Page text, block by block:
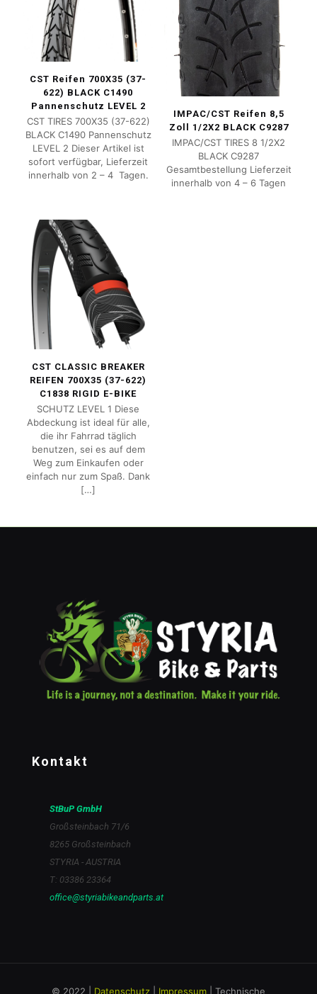
CST Reifen 700X35 (37-
622) BLACK C1490
Pannenschutz LEVEL 2
CST TIRES 700X35 (37-622)
BLACK C1490 Pannenschutz
LEVEL 2 Dieser Artikel ist
sofort verfügbar, Lieferzeit
innerhalb von 2 – 4 Tagen.
IMPAC/CST Reifen 8,5
Zoll 1/2X2 BLACK C9287
IMPAC/CST TIRES 8 1/2X2
BLACK C9287
Gesamtbestellung Lieferzeit
innerhalb von 4 – 6 Tagen
CST CLASSIC BREAKER
REIFEN 700X35 (37-622)
C1838 RIGID E-BIKE
SCHUTZ LEVEL 1 Diese
Abdeckung ist ideal für alle,
die ihr Fahrrad täglich
benutzen, sei es auf dem
Weg zum Einkaufen oder
einfach nur zum Spaß. Dank
[…]
Kontakt
StBuP GmbH
Großsteinbach 71/6
8265 Großsteinbach
STYRIA - AUSTRIA
T: 03386 23364
office@styriabikeandparts.at
© 2022 | Datenschutz Impressum | Technische